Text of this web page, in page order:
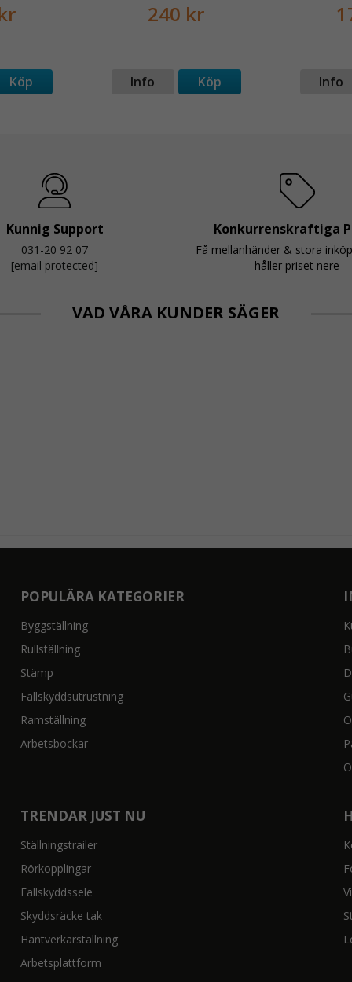
Köp
240 kr
Info Köp Info
Kunnig Support
031-20 92 07
[email protected]
Konkurrenskraftiga
Få mellanhänder & stora
håller priset nere
VAD VÅRA KUNDER SÄGER
POPULÄRA KATEGORIER
Byggställning
Rullställning
Stämp
Fallskyddsutrustning
Ramställning
Arbetsbockar
TRENDAR JUST NU
Ställningstrailer
Rörkopplingar
Fallskyddssele
Skyddsräcke tak
Hantverkarställning
Arbetsplattform